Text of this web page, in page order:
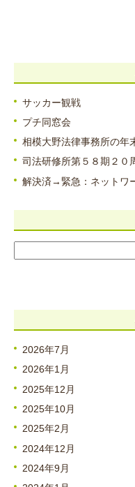
サッカー観戦
プチ同窓会
相模大野法律事務所の年
司法研修所第５８期２０
解決済→緊急：ネットワ
2026年7月
2026年1月
2025年12月
2025年10月
2025年2月
2024年12月
2024年9月